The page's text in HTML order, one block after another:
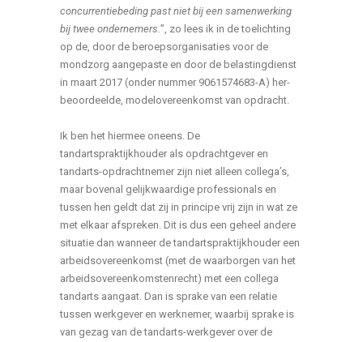
concurrentiebeding past niet bij een samenwerking
bij twee ondernemers. ”, zo lees ik in de toelichting
op de, door de beroepsorganisaties voor de
mondzorg aangepaste en door de belastingdienst
in maart 2017 (onder nummer 9061574683-A) her-
beoordeelde, modelovereenkomst van opdracht.
Ik ben het hiermee oneens. De
tandartspraktijkhouder als opdrachtgever en
tandarts-opdrachtnemer zijn niet alleen collega’s,
maar bovenal gelijkwaardige professionals en
tussen hen geldt dat zij in principe vrij zijn in wat ze
met elkaar afspreken. Dit is dus een geheel andere
situatie dan wanneer de tandartspraktijkhouder een
arbeidsovereenkomst (met de waarborgen van het
arbeidsovereenkomstenrecht) met een collega
tandarts aangaat. Dan is sprake van een relatie
tussen werkgever en werknemer, waarbij sprake is
van gezag van de tandarts-werkgever over de